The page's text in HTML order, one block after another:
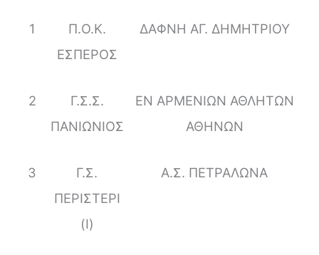
1
Π.Ο.Κ.
ΕΣΠΕΡΟΣ
ΔΑΦΝΗ ΑΓ. ΔΗΜΗΤΡΙΟΥ
2
Γ.Σ.Σ.
ΠΑΝΙΩΝΙΟΣ
ΕΝ ΑΡΜΕΝΙΩΝ ΑΘΛΗΤΩΝ
ΑΘΗΝΩΝ
3
Γ.Σ.
ΠΕΡΙΣΤΕΡΙ
(Ι)
Α.Σ. ΠΕΤΡΑΛΩΝΑ